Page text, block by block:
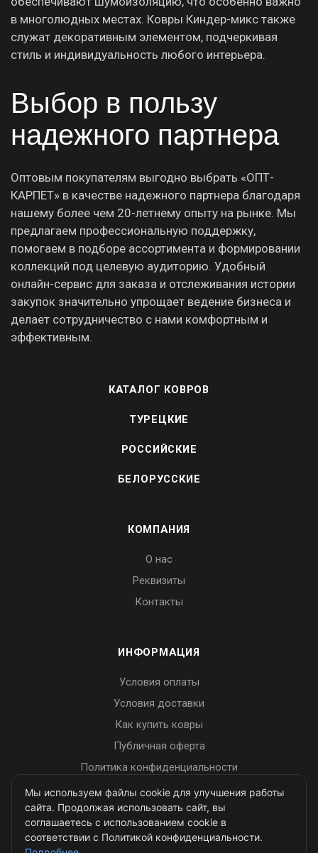
в многолюдных местах. Ковры Киндер-микс также
служат декоративным элементом, подчеркивая
стиль и индивидуальность любого интерьера.
Выбор в пользу
надежного партнера
Оптовым покупателям выгодно выбрать «ОПТ-
КАРПЕТ» в качестве надежного партнера благодаря
нашему более чем 20-летнему опыту на рынке. Мы
предлагаем профессиональную поддержку,
помогаем в подборе ассортимента и формировании
коллекций под целевую аудиторию. Удобный
онлайн-сервис для заказа и отслеживания истории
закупок значительно упрощает ведение бизнеса и
делает сотрудничество с нами комфортным и
эффективным.
КАТАЛОГ КОВРОВ
ТУРЕЦКИЕ
РОССИЙСКИЕ
БЕЛОРУССКИЕ
КОМПАНИЯ
О нас
Реквизиты
Контакты
ИНФОРМАЦИЯ
Условия оплаты
Условия доставки
Как купить ковры
Публичная оферта
Политика конфиденциальности
Пользовательское соглашение
ПОМОЩЬ
Мы используем файлы cookie для улучшения работы
сайта. Продолжая использовать сайт, вы
соглашаетесь с использованием cookie в
соответствии с Политикой конфиденциальности.